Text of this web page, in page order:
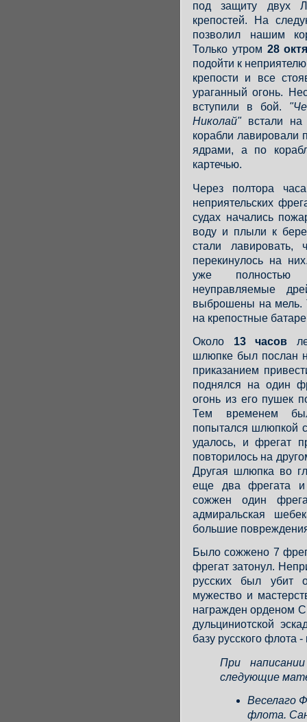
под защиту двух
крепостей. На
позволил нашим
Только утром 28
подойти к
крепости и все
ураганный огонь.
вступили в бой.
Николай"встали на
корабли лавировали
ядрами, а по
картечью.
Через полтора
неприятельских
судах начались
воду и плыли к
стали
перекинулось на
уже полностью
неуправляемые
выброшены на мель.
на крепостные
Около 13 часов
шлюпке был послан
приказанием
поднялся на один
огонь из его пушек
Тем временем
попытался шлюпкой
удалось, и фрегат
повторилось на
Другая шлюпка во
еще два фрегата
сожжен один
адмиральская
большие
Было сожжено 7
фрегат затонул.
русских был убит
мужество и
награжден орденом
дульциниотской
базу русского флота -
При
следующие
Веселаго
флота.